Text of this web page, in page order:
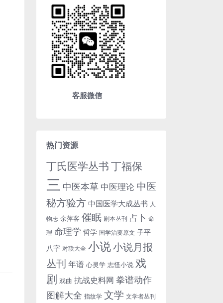
客服微信
热门资源
丁氏医学丛书丁福保
三 中医本草 中医理论 中医
秘方验方 中国医学大成丛书 人
物志 余萍客 催眠 剧本丛刊 占卜 命
理 命理学 哲学 国学治要原文 子平
八字 对联大全 小说小说月报
丛刊 年谱 心灵学 志怪小说 戏
剧 戏曲 抗战史料网 拳谱动作
图解大全 指纹学 文学 文学者丛刊